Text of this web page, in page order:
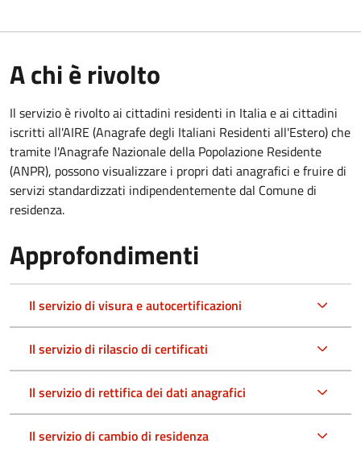
A chi è rivolto
Il servizio è rivolto ai cittadini residenti in Italia e ai cittadini
iscritti all'AIRE (Anagrafe degli Italiani Residenti all'Estero) che
tramite l'Anagrafe Nazionale della Popolazione Residente
(ANPR), possono visualizzare i propri dati anagrafici e fruire di
servizi standardizzati indipendentemente dal Comune di
residenza.
Approfondimenti
Il servizio di visura e autocertificazioni
Il servizio di rilascio di certificati
Il servizio di rettifica dei dati anagrafici
Il servizio di cambio di residenza